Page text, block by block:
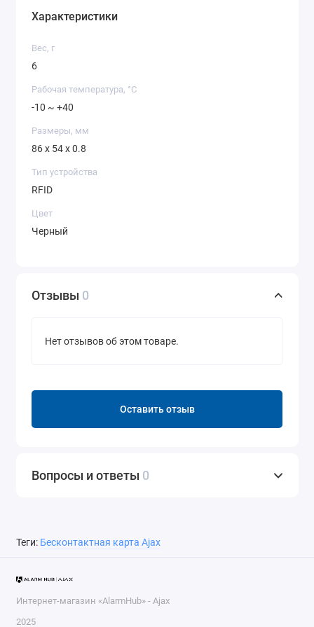
Характеристики
Вес, г
6
Рабочая температура, °C
-10 ~ +40
Размеры, мм
86 x 54 x 0.8
Тип устройства
RFID
Цвет
Черный
Отзывы 0
Нет отзывов об этом товаре.
Оставить отзыв
Вопросы и ответы 0
Теги: Бесконтактная карта Ajax
Интернет-магазин «AlarmHub» - Ajax
2025